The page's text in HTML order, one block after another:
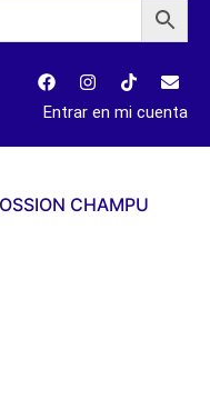
Entrar en mi cuenta
CHAMPU